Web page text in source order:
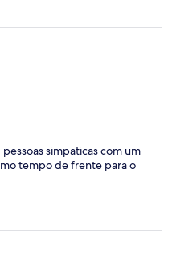
simpaticas com um
tempo de frente para o